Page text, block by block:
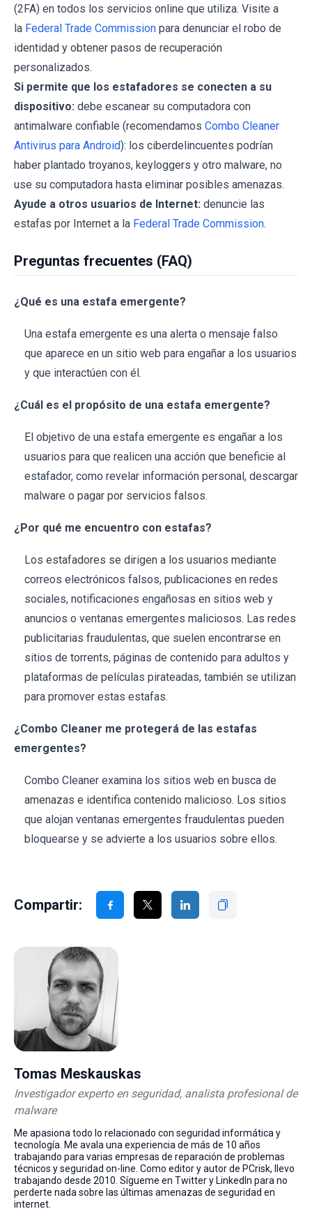
(2FA) en todos los servicios online que utiliza. Visite a
la Federal Trade Commission para denunciar el robo de
identidad y obtener pasos de recuperación
personalizados.
Si permite que los estafadores se conecten a su
dispositivo: debe escanear su computadora con
antimalware confiable (recomendamos Combo Cleaner
Antivirus para Android): los ciberdelincuentes podrían
haber plantado troyanos, keyloggers y otro malware, no
use su computadora hasta eliminar posibles amenazas.
Ayude a otros usuarios de Internet: denuncie las
estafas por Internet a la Federal Trade Commission.
Preguntas frecuentes (FAQ)
¿Qué es una estafa emergente?
Una estafa emergente es una alerta o mensaje falso
que aparece en un sitio web para engañar a los usuarios
y que interactúen con él.
¿Cuál es el propósito de una estafa emergente?
El objetivo de una estafa emergente es engañar a los
usuarios para que realicen una acción que beneficie al
estafador, como revelar información personal, descargar
malware o pagar por servicios falsos.
¿Por qué me encuentro con estafas?
Los estafadores se dirigen a los usuarios mediante
correos electrónicos falsos, publicaciones en redes
sociales, notificaciones engañosas en sitios web y
anuncios o ventanas emergentes maliciosos. Las redes
publicitarias fraudulentas, que suelen encontrarse en
sitios de torrents, páginas de contenido para adultos y
plataformas de películas pirateadas, también se utilizan
para promover estas estafas.
¿Combo Cleaner me protegerá de las estafas
emergentes?
Combo Cleaner examina los sitios web en busca de
amenazas e identifica contenido malicioso. Los sitios
que alojan ventanas emergentes fraudulentas pueden
bloquearse y se advierte a los usuarios sobre ellos.
Compartir:
Tomas Meskauskas
Investigador experto en seguridad, analista profesional de
malware
Me apasiona todo lo relacionado con seguridad informática y
tecnología. Me avala una experiencia de más de 10 años
trabajando para varias empresas de reparación de problemas
técnicos y seguridad on-line. Como editor y autor de PCrisk, llevo
trabajando desde 2010. Sígueme en Twitter y LinkedIn para no
perderte nada sobre las últimas amenazas de seguridad en
internet.